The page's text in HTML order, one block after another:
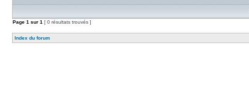
Page 1 sur 1 [ 0 résultats trouvés ]
Index du forum